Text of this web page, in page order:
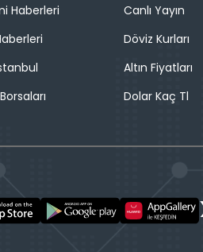
Haberleri
Canlı Yayın
Döviz Kurları
Altın Fiyatları
Dolar Kaç Tl